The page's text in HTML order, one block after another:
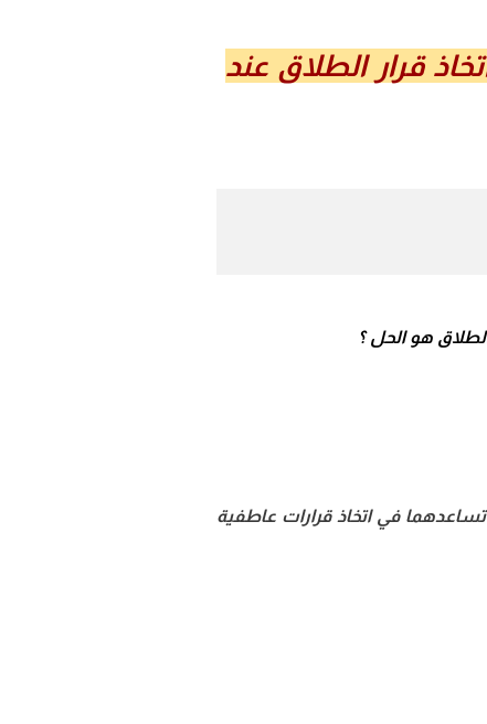
اتخاذ قرار الطلاق عند
هو الحل ؟
في اتخاذ قرارات عاطفية